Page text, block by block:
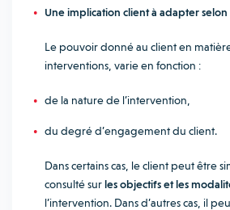
Une implication client à adapter selon
Le pouvoir donné au client en
interventions, varie en fonction :
de la nature de l’intervention,
du degré d’engagement du client.
Dans certains cas, le client peut être
consulté surles objectifs et les
l’intervention. Dans d’autres cas, il